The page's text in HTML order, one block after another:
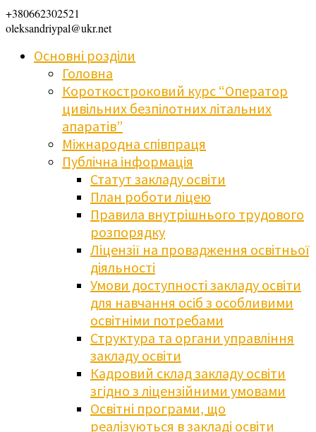
+380662302521
oleksandriypal@ukr.net
Основні розділи
Головна
Короткостроковий курс “Оператор
цивільних безпілотних літальних
апаратів”
Міжнародна співпраця
Публічна інформація
Статут закладу освіти
План роботи ліцею
Правила внутрішнього трудового
розпорядку
Ліцензії на провадження освітньої
діяльності
Умови доступності закладу освіти
для навчання осіб з особливими
освітніми потребами
Структура та органи управління
закладу освіти
Кадровий склад закладу освіти
згідно з ліцензійними умовами
Освітні програми, що
реалізуються в закладі освіти